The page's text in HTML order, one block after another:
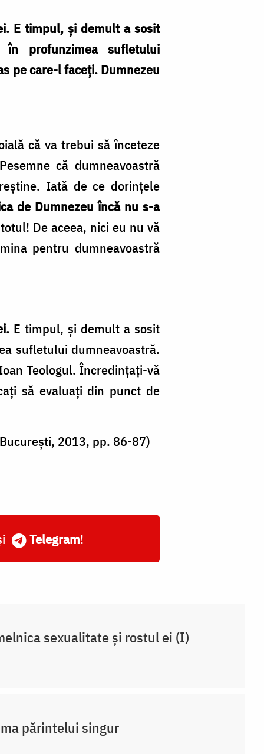
E timpul, și demult a sosit
profunzimea sufletului
pe care-l faceți. Dumnezeu
că va trebui să înceteze
că dumneavoastră
Iată de ce dorinţele
de Dumnezeu încă nu s-a
De aceea, nici eu nu vă
pentru dumneavoastră
E timpul, şi demult a sosit
sufletului dumneavoastră.
Teologul. Încredinţaţi-vă
să evaluați din punct de
2013, pp. 86-87)
Telegram!
sexualitate și rostul ei (I)
părintelui singur